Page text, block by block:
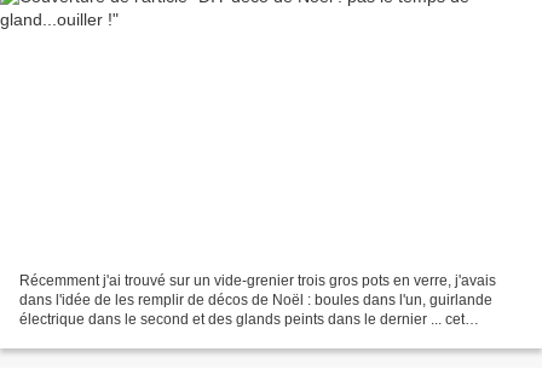
Récemment j'ai trouvé sur un vide-grenier trois gros pots en verre, j'avais
dans l'idée de les remplir de décos de Noël : boules dans l'un, guirlande
électrique dans le second et des glands peints dans le dernier ... cet